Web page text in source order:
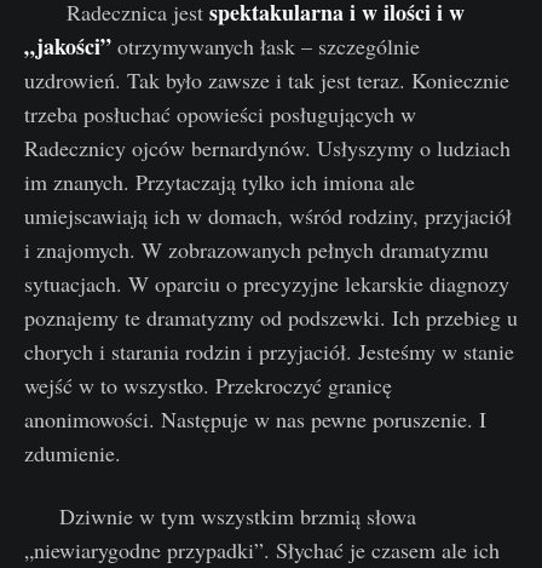
Radecznica jest spektakularna i w ilości i w
„jakości” otrzymywanych łask – szczególnie
uzdrowień. Tak było zawsze i tak jest teraz. Koniecznie
trzeba posłuchać opowieści posługujących w
Radecznicy ojców bernardynów. Usłyszymy o ludziach
im znanych. Przytaczają tylko ich imiona ale
umiejscawiają ich w domach, wśród rodziny, przyjaciół
i znajomych. W zobrazowanych pełnych dramatyzmu
sytuacjach. W oparciu o precyzyjne lekarskie diagnozy
poznajemy te dramatyzmy od podszewki. Ich przebieg u
chorych i starania rodzin i przyjaciół. Jesteśmy w stanie
wejść w to wszystko. Przekroczyć granicę
anonimowości. Następuje w nas pewne poruszenie. I
zdumienie.
Dziwnie w tym wszystkim brzmią słowa
„niewiarygodne przypadki”. Słychać je czasem ale ich